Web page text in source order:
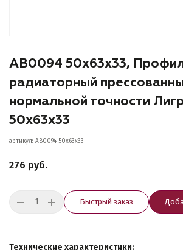
АВ0094 50х63х33,
радиаторный
нормальной точности
50х63х33
артикул: АВ0094 50х63х33
276 руб.
Быстрый заказ
Технические характеристики: